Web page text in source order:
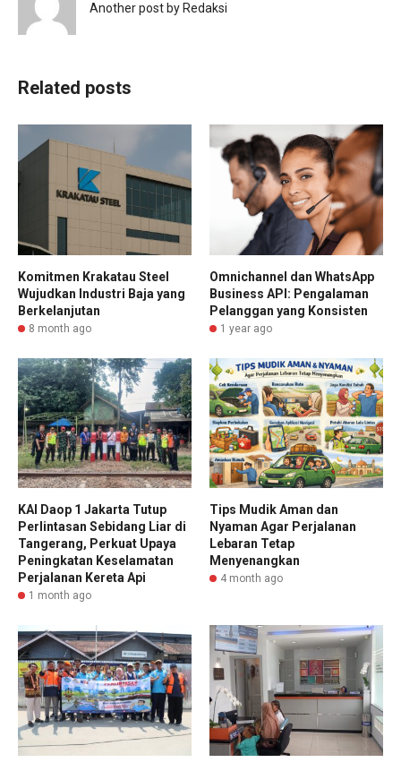
Another post by Redaksi
Related posts
Komitmen Krakatau Steel
Wujudkan Industri Baja yang
Berkelanjutan
8 month ago
Omnichannel dan WhatsApp
Business API: Pengalaman
Pelanggan yang Konsisten
1 year ago
KAI Daop 1 Jakarta Tutup
Perlintasan Sebidang Liar di
Tangerang, Perkuat Upaya
Peningkatan Keselamatan
Perjalanan Kereta Api
1 month ago
Tips Mudik Aman dan
Nyaman Agar Perjalanan
Lebaran Tetap
Menyenangkan
4 month ago